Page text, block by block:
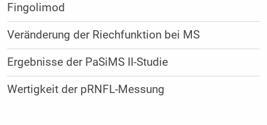
Fingolimod
Veränderung der Riechfunktion bei MS
Ergebnisse der PaSiMS II-Studie
Wertigkeit der pRNFL-Messung